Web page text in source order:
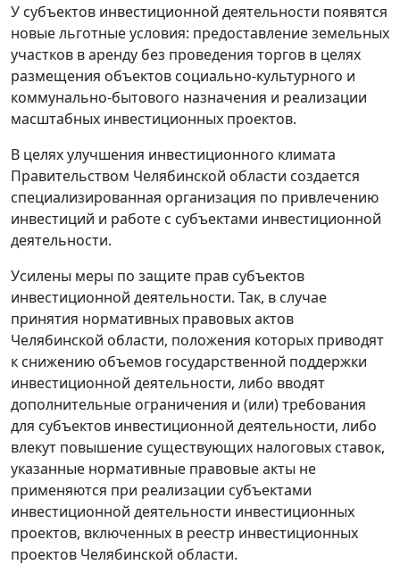
У субъектов инвестиционной деятельности появятся
новые льготные условия: предоставление земельных
участков в аренду без проведения торгов в целях
размещения объектов социально-культурного и
коммунально-бытового назначения и реализации
масштабных инвестиционных проектов.
В целях улучшения инвестиционного климата
Правительством Челябинской области создается
специализированная организация по привлечению
инвестиций и работе с субъектами инвестиционной
деятельности.
Усилены меры по защите прав субъектов
инвестиционной деятельности. Так, в случае
принятия нормативных правовых актов
Челябинской области, положения которых приводят
к снижению объемов государственной поддержки
инвестиционной деятельности, либо вводят
дополнительные ограничения и (или) требования
для субъектов инвестиционной деятельности, либо
влекут повышение существующих налоговых ставок,
указанные нормативные правовые акты не
применяются при реализации субъектами
инвестиционной деятельности инвестиционных
проектов, включенных в реестр инвестиционных
проектов Челябинской области.